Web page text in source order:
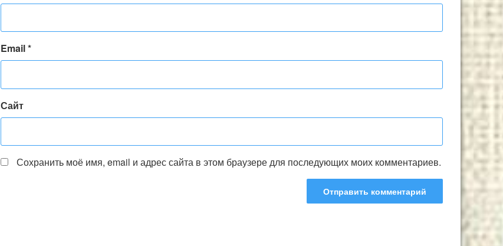
Email*
Сайт
Сохранить моё имя, email и адрес сайта в этом браузере для последующих моих комментариев.